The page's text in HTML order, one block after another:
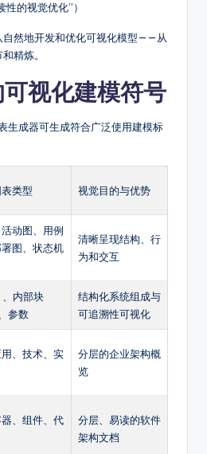
性的视觉优化”）
自然地开发和优化可视化模型——从
精炼。
视化建模符号
生成器可生成符合广泛使用建模标
类型 视觉目的与优势
动图、用例
图、状态机
清晰呈现结构、行
为和交互
内部块
参数
结构化系统组成与
可追溯性可视化
、技术、实
分层的企业架构概
览
、组件、代
分层、易读的软件
架构文档